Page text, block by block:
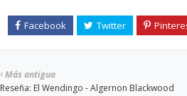
Más antigua
Reseña: El Wendingo - Algernon Blackwood